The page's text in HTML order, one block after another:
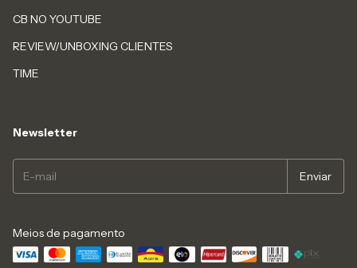
CB NO YOUTUBE
REVIEW/UNBOXING CLIENTES
TIME
Newsletter
Meios de pagamento